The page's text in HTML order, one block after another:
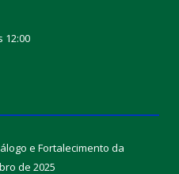
12:00
e Fortalecimento da
de 2025